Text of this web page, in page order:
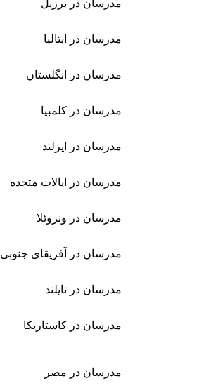
مدرسان در برزیل
مدرسان در ایتالیا
مدرسان در انگلستان
مدرسان در کلمبیا
مدرسان در ایرلند
مدرسان در ایالات متحده
مدرسان در ونزوئلا
مدرسان در آفریقای جنوبی
مدرسان در تایلند
مدرسان در کاستاریکا
مدرسان در مصر